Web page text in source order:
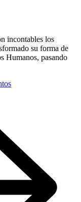
incontables los
su forma de
Humanos, pasando